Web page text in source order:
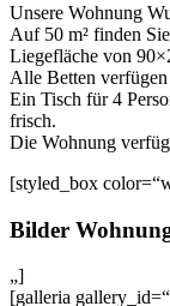
Unsere Wohnung
Auf 50 m² finden
Liegefläche von
Alle Betten
Ein Tisch für 4
frisch.
Die Wohnung
[styled_box
Bilder
„]
[galleria